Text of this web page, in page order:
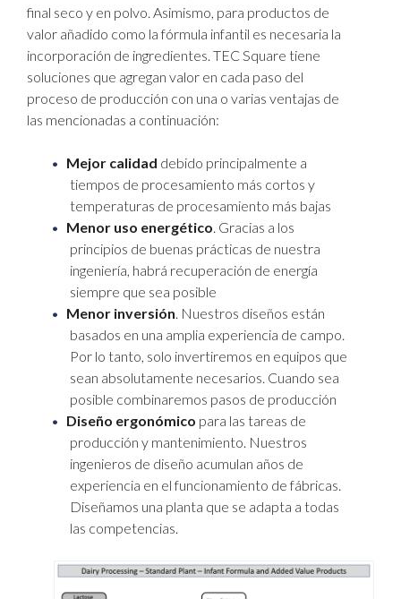
final seco y en polvo. Asimismo, para productos de
valor añadido como la fórmula infantil es necesaria la
incorporación de ingredientes. TEC Square tiene
soluciones que agregan valor en cada paso del
proceso de producción con una o varias ventajas de
las mencionadas a continuación:
Mejor calidad debido principalmente a
tiempos de procesamiento más cortos y
temperaturas de procesamiento más bajas
Menor uso energético. Gracias a los
principios de buenas prácticas de nuestra
ingeniería, habrá recuperación de energía
siempre que sea posible
Menor inversión. Nuestros diseños están
basados en una amplia experiencia de campo.
Por lo tanto, solo invertiremos en equipos que
sean absolutamente necesarios. Cuando sea
posible combinaremos pasos de producción
Diseño ergonómico para las tareas de
producción y mantenimiento. Nuestros
ingenieros de diseño acumulan años de
experiencia en el funcionamiento de fábricas.
Diseñamos una planta que se adapta a todas
las competencias.